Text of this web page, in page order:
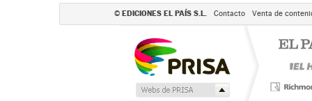
© EDICIONES EL PAÍS S.L. Contacto Venta de